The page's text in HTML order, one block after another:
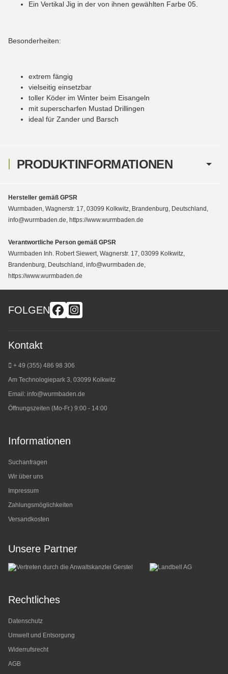
PRODUKTINFORMATIONEN
Ein Vertikal Jig in der von ihnen gewählten Farbe 05.
Besonderheiten:
extrem fängig
vielseitig einsetzbar
toller Köder im Winter beim Eisangeln
mit superscharfen Mustad Drillingen
ideal für Zander und Barsch
Hersteller gemäß GPSR
Wurmbaden, Wagnerstr. 17, 03099 Kolkwitz, Brandenburg, Deutschland,
info@wurmbaden.de, https://www.wurmbaden.de
Verantwortliche Person gemäß GPSR
Wurmbaden Inh. Robert Siewert, Wagnerstr. 17, 03099 Kolkwitz,
Brandenburg, Deutschland, info@wurmbaden.de,
https://www.wurmbaden.de
FOLGEN
Kontakt
+ 49 (355) 486 98 306
Am Technologiepark 3, 03099 Kolkwitz
Email: info@wurmbaden.de
Öffnungszeiten (Mo-Fr.) 9:00 - 14:00
Informationen
Suchanfragen
Wir über uns
Impressum
Zahlungsmöglichkeiten
Versandkosten
Unsere Partner
Rechtliches
Datenschutz
Umwelt und Entsorgung
Widerrufsrecht
AGB